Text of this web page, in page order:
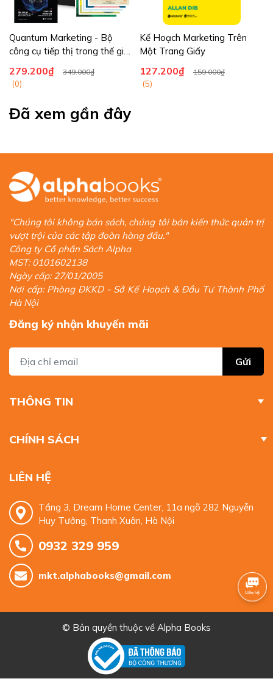
Quantum Marketing - Bộ
công cụ tiếp thị trong thế giới
279.200₫ 349.000₫
(0)
Kế Hoạch Marketing Trên
Một Trang Giấy
127.200₫ 159.000₫
(5)
Đã xem gần đây
"Chúng tôi không bán sách, chúng tôi bán kiến thức quản trị
vượt trội của các tập đoàn hàng đầu."
Công ty Cổ phần Sách Alpha
MST: 0101602138
Ngày cấp: 27/01/2005
Nơi cấp: Phòng ĐKKD - Sở Kế Hoạch & Đầu Tư Thành Phố
Hà Nội
Đăng ký nhận khuyến mãi
Gửi
THÔNG TIN
CHÍNH SÁCH
LIÊN HỆ
Tầng 3, Dream Home Center, 11a ngõ 282 Nguyễn
Huy Tưởng, Thanh Xuân, Hà Nội
0932 329 959
mkt.alphabooks@gmail.com
© Bản quyền thuộc về Alpha Books